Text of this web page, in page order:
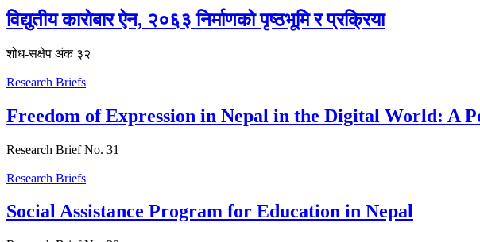
विद्युतीय कारोबार ऐन, २०६३ निर्माणको पृष्ठभूमि र प्रक्रिया
शोध-स‌क्षेप अंक ३२
Research Briefs
Freedom of Expression in Nepal in the Digital World: A
Research Brief No. 31
Research Briefs
Social Assistance Program for Education in Nepal